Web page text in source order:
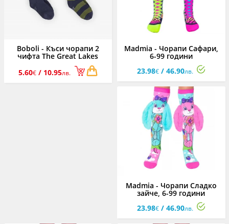
Boboli - Къси чорапи 2
чифта The Great Lakes
392093/2440, момче, 19/21-
34/36
5.60€/ 10.95лв.
Madmia - Чорапи Сафари,
6-99 години
23.98€/ 46.90лв.
Madmia - Чорапи Сладко
зайче, 6-99 години
23.98€/ 46.90лв.